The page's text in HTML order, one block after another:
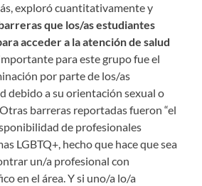
exploró cuantitativamente y
que los/as estudiantes
acceder a la atención de salud
para este grupo fue el
por parte de los/as
debido a su orientación sexual o
barreras reportadas fueron “el
de profesionales
LGBTQ+, hecho que hace que sea
un/a profesional con
en el área. Y si uno/a lo/a